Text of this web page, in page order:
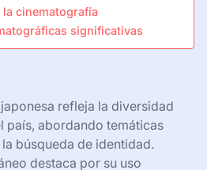
cinematografía
significativas
refleja la diversidad
país, abordando temáticas
búsqueda de identidad.
destaca por su uso